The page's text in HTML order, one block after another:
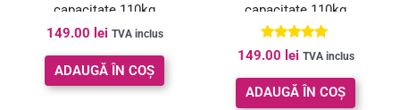
capacitate 110kg
149.00 lei TVA inclus
ADAUGĂ ÎN COȘ
capacitate 110kg
Evaluat la
5.00
din 5
149.00 lei TVA inclus
ADAUGĂ ÎN COȘ